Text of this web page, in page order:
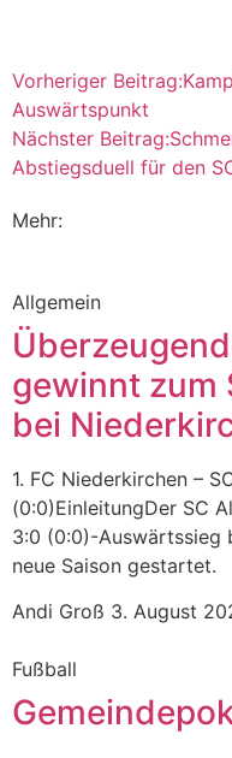
Vorheriger Beitrag:
Auswärtspunkt
Nächster Beitrag:
Abstiegsduell für den
Mehr:
Allgemein
gewinnt zum
bei
1. FC Niederkirchen –
(0:0)EinleitungDer SC
3:0 (0:0)-Auswärtssieg
neue Saison gestartet.
Andi Groß 3. August
Fußball